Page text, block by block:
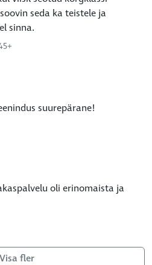
seda ka teistele ja
sinna.
suurepärane!
oli erinomaista ja
Visa fler